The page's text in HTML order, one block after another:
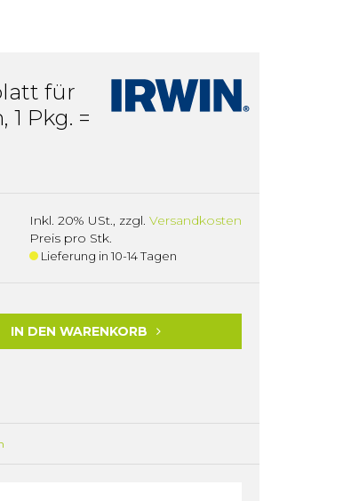
für
1 Pkg. =
Inkl. 20% USt., zzgl. Versandkosten
Preis pro Stk.
Lieferung in 10-14 Tagen
IN DEN WARENKORB